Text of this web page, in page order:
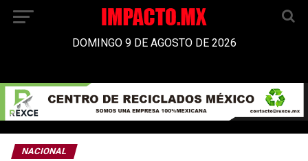
DOMINGO 9 DE AGOSTO DE 2026
NACIONAL